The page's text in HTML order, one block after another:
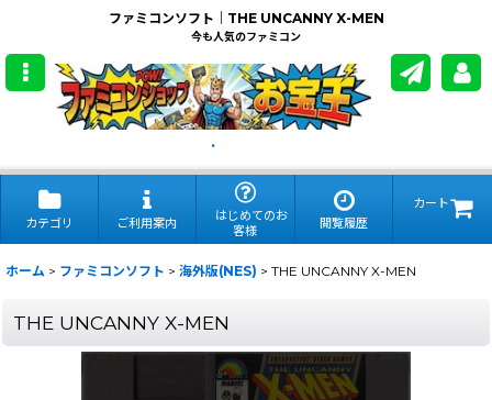
ファミコンソフト｜THE UNCANNY X-MEN
今も人気のファミコン
.
カテゴリ ご利用案内
はじめてのお
客様
閲覧履歴
カート
ホーム > ファミコンソフト > 海外版(NES) > THE UNCANNY X-MEN
THE UNCANNY X-MEN